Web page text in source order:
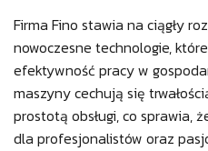
Firma Fino stawia na ciągły
nowoczesne technologie,
efektywność pracy w
maszyny cechują się
prostotą obsługi, co sprawia,
dla profesjonalistów oraz